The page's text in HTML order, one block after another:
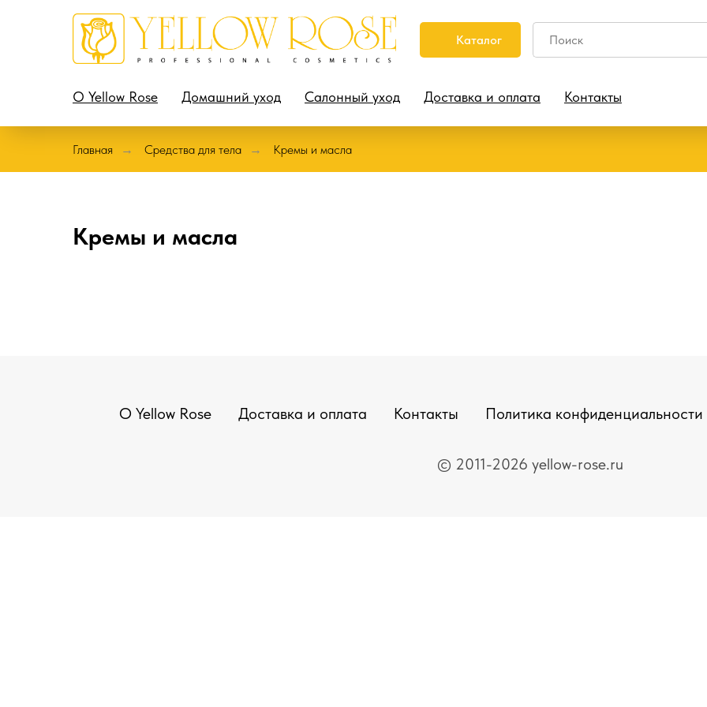
Каталог
О Yellow Rose Домашний уход Салонный уход Доставка и оплата Контакты
Главная → Средства для тела → Кремы и масла
Кремы и масла
О Yellow Rose Доставка и оплата Контакты Политика конфиденциальности
© 2011-2026 yellow-rose.ru